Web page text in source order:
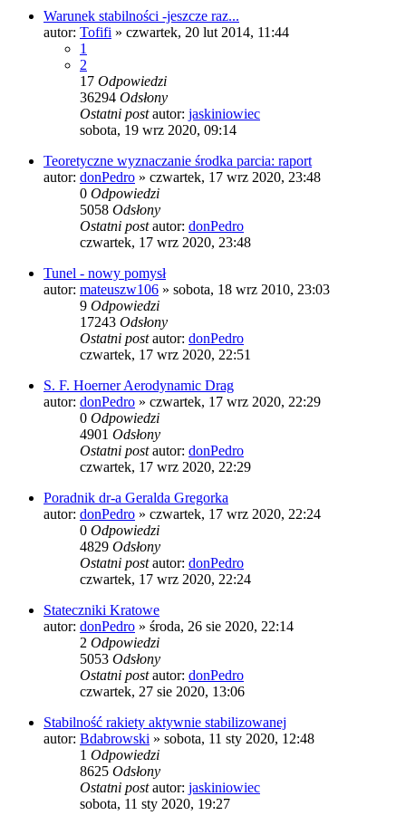
Warunek stabilności -jeszcze raz...
autor: Tofifi » czwartek, 20 lut 2014, 11:44
1
2
17 Odpowiedzi
36294 Odsłony
Ostatni postautor: jaskiniowiec
sobota, 19 wrz 2020, 09:14
Teoretyczne wyznaczanie środka parcia: raport
autor: donPedro » czwartek, 17 wrz 2020, 23:48
0 Odpowiedzi
5058 Odsłony
Ostatni postautor: donPedro
czwartek, 17 wrz 2020, 23:48
Tunel - nowy pomysł
autor: mateuszw106 » sobota, 18 wrz 2010, 23:03
9 Odpowiedzi
17243 Odsłony
Ostatni postautor: donPedro
czwartek, 17 wrz 2020, 22:51
S. F. Hoerner Aerodynamic Drag
autor: donPedro » czwartek, 17 wrz 2020, 22:29
0 Odpowiedzi
4901 Odsłony
Ostatni postautor: donPedro
czwartek, 17 wrz 2020, 22:29
Poradnik dr-a Geralda Gregorka
autor: donPedro » czwartek, 17 wrz 2020, 22:24
0 Odpowiedzi
4829 Odsłony
Ostatni postautor: donPedro
czwartek, 17 wrz 2020, 22:24
Stateczniki Kratowe
autor: donPedro » środa, 26 sie 2020, 22:14
2 Odpowiedzi
5053 Odsłony
Ostatni postautor: donPedro
czwartek, 27 sie 2020, 13:06
Stabilność rakiety aktywnie stabilizowanej
autor: Bdabrowski » sobota, 11 sty 2020, 12:48
1 Odpowiedzi
8625 Odsłony
Ostatni postautor: jaskiniowiec
sobota, 11 sty 2020, 19:27